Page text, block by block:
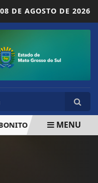
08 DE AGOSTO DE 2026
JUSTIÇA FEDERAL
MENU